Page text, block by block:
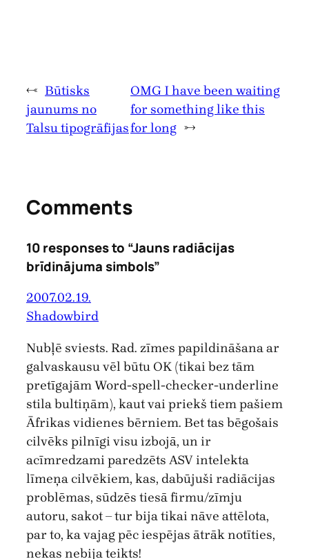
← Būtisks
jaunums no
Talsu tipogrāfijas
OMG I have been waiting
for something like this
for long →
Comments
10 responses to “Jauns radiācijas
brīdinājuma simbols”
2007.02.19.
Shadowbird
Nubļē sviests. Rad. zīmes papildināšana ar
galvaskausu vēl būtu OK (tikai bez tām
pretīgajām Word-spell-checker-underline
stila bultiņām), kaut vai priekš tiem pašiem
Āfrikas vidienes bērniem. Bet tas bēgošais
cilvēks pilnīgi visu izbojā, un ir
acīmredzami paredzēts ASV intelekta
līmeņa cilvēkiem, kas, dabūjuši radiācijas
problēmas, sūdzēs tiesā firmu/zīmju
autoru, sakot – tur bija tikai nāve attēlota,
par to, ka vajag pēc iespējas ātrāk notīties,
nekas nebija teikts!